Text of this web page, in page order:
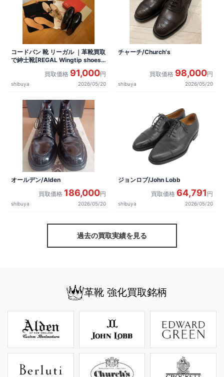
コードバン 靴 リーガル ｜革靴買取
で紳士靴[REGAL Wingtip shoes]
買取価格 91,000円
shibuya 2026/05/20
チャーチ/Church's
買取価格 98,000円
shibuya 2026/05/20
オールデン/Alden
買取価格 186,000円
shibuya 2026/05/20
ジョンロブ/John Lobb
買取価格 64,791 円
shibuya 2026/05/20
過去の買取実績を見る
革靴 強化買取銘柄